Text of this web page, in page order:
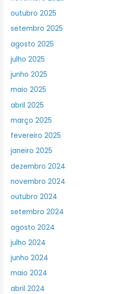
outubro 2025
setembro 2025
agosto 2025
julho 2025
junho 2025
maio 2025
abril 2025
março 2025
fevereiro 2025
janeiro 2025
dezembro 2024
novembro 2024
outubro 2024
setembro 2024
agosto 2024
julho 2024
junho 2024
maio 2024
abril 2024